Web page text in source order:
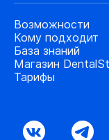
Возможности
Кому подходит
База знаний
Магазин
Тарифы